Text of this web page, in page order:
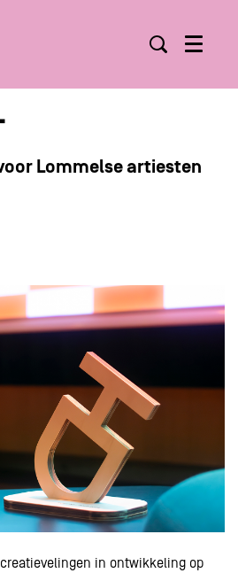
Menu
Lommelse artiesten
in ontwikkeling op